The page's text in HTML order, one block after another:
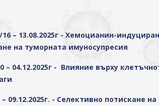
– 13.08.2025г - Хемоцианин-
на туморната имуносупресия
– 04.12.2025г - Влияние върху
– 09.12.2025г. - Селективно